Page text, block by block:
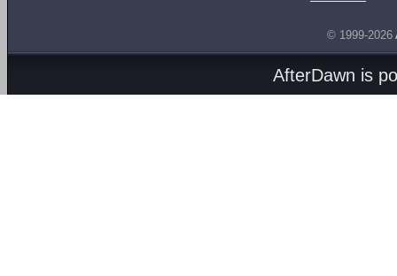
© 1999-2026
AfterDawn is